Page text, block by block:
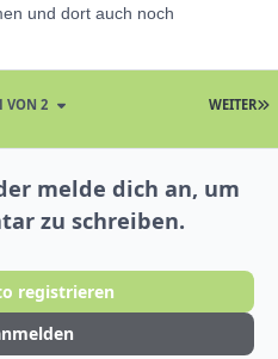
und dort auch noch
WEITER
VON 2
melde dich an, um
zu schreiben.
registrieren